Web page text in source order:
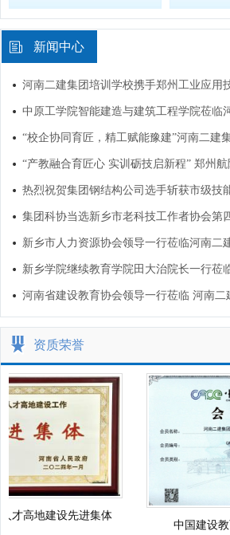
新闻中心
河南二建集团培训学校携手郑州工业应用
中原工学院智能建造与建筑工程学院莅临
“校企协同育匠，精工赋能豫建”河南二建
“产教融合育匠心 实训砺技启新程” 郑州
热烈祝贺集团钢结构公司选手斩获市级技
集团科协当选新乡市老科技工作者协会第
新乡市人力资源协会领导一行莅临河南二
新乡学院继续教育学院田大治院长一行莅
河南省建设教育协会领导一行莅临 河南
资质荣誉
高地建设先进集体
中国建设教